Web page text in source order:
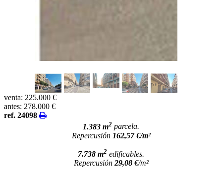
venta: 225.000 €
antes: 278.000 €
ref. 24098
1.383 m2 parcela.
Repercusión 162,57 €/m²
7.738 m2 edificables.
Repercusión 29,08€/m²